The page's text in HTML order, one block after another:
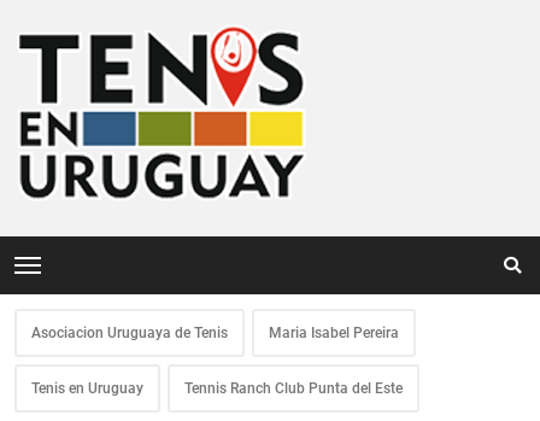
Asociacion Uruguaya de Tenis Maria Isabel Pereira
Tenis en Uruguay Tennis Ranch Club Punta del Este